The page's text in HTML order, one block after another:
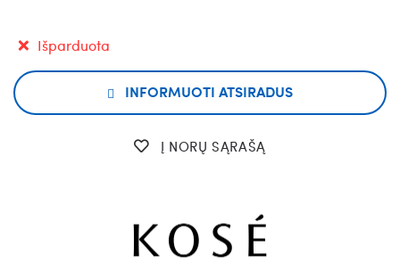
Išparduota
INFORMUOTI ATSIRADUS
Į NORŲ SĄRAŠĄ